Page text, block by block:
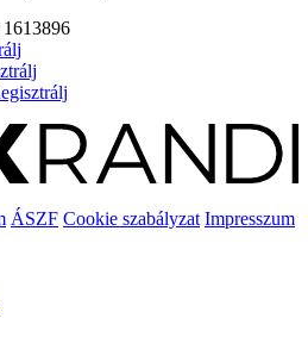
1613896
ÁSZF Cookie szabályzat Impresszum